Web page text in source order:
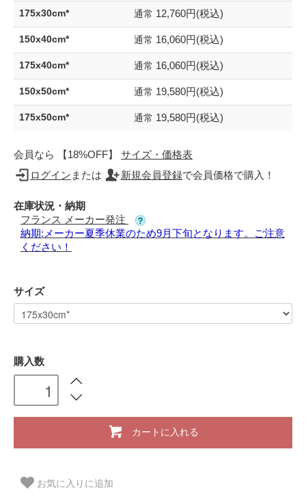
175x30cm* 通常 12,760円(税込)
150x40cm* 通常 16,060円(税込)
175x40cm* 通常 16,060円(税込)
150x50cm* 通常 19,580円(税込)
175x50cm* 通常 19,580円(税込)
会員なら 【18%OFF】 サイズ・価格表
ログイン または 新規会員登録で会員価格で購入！
在庫状況・納期
フランス メーカー発注
納期:メーカー夏季休業のため9月下旬となります。ご注意
ください！
サイズ
購入数
カートに入れる
お気に入りに追加